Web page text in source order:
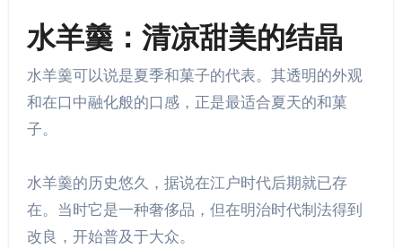
水羊羹：清凉甜美的结晶
水羊羹可以说是夏季和菓子的代表。其透明的外观
和在口中融化般的口感，正是最适合夏天的和菓
子。
水羊羹的历史悠久，据说在江户时代后期就已存
在。当时它是一种奢侈品，但在明治时代制法得到
改良，开始普及于大众。